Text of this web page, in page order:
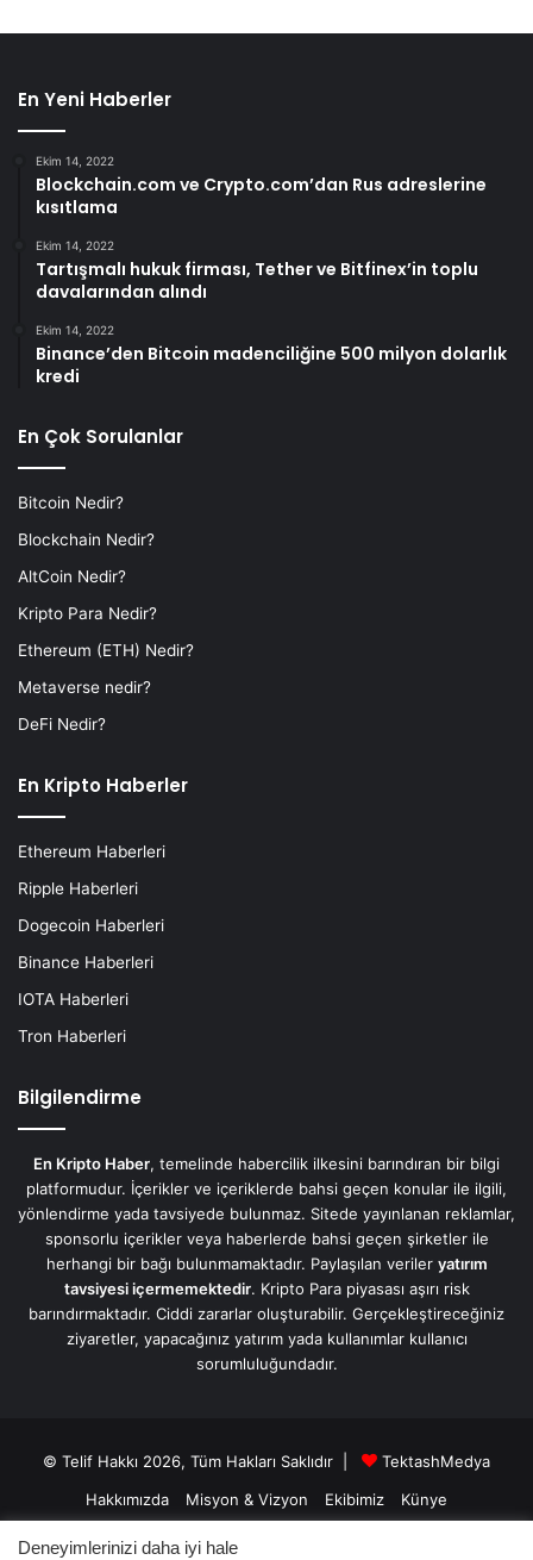
En Yeni Haberler
Ekim 14, 2022
Blockchain.com ve Crypto.com’dan Rus adreslerine
kısıtlama
Ekim 14, 2022
Tartışmalı hukuk firması, Tether ve Bitfinex’in toplu
davalarından alındı
Ekim 14, 2022
Binance’den Bitcoin madenciliğine 500 milyon dolarlık
kredi
En Çok Sorulanlar
Bitcoin Nedir?
Blockchain Nedir?
AltCoin Nedir?
Kripto Para Nedir?
Ethereum (ETH) Nedir?
Metaverse nedir?
DeFi Nedir?
En Kripto Haberler
Ethereum Haberleri
Ripple Haberleri
Dogecoin Haberleri
Binance Haberleri
IOTA Haberleri
Tron Haberleri
Bilgilendirme
En Kripto Haber, temelinde habercilik ilkesini barındıran bir bilgi
platformudur. İçerikler ve içeriklerde bahsi geçen konular ile ilgili,
yönlendirme yada tavsiyede bulunmaz. Sitede yayınlanan reklamlar,
sponsorlu içerikler veya haberlerde bahsi geçen şirketler ile
herhangi bir bağı bulunmamaktadır. Paylaşılan veriler yatırım
tavsiyesi içermemektedir. Kripto Para piyasası aşırı risk
barındırmaktadır. Ciddi zararlar oluşturabilir. Gerçekleştireceğiniz
ziyaretler, yapacağınız yatırım yada kullanımlar kullanıcı
sorumluluğundadır.
© Telif Hakkı 2026, Tüm Hakları Saklıdır |
TektashMedya
Hakkımızda
Misyon & Vizyon Ekibimiz
Künye
Üyelik Sözleşmesi
Gizlilik Sözleşmesi
Deneyimlerinizi daha iyi hale